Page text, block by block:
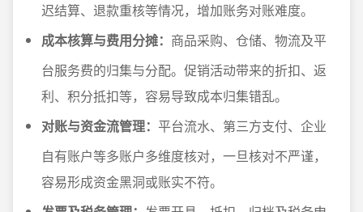
迟结算、退款重核等情况，增加账务对账难度。
成本核算与费用分摊： 商品采购、仓储、物流及平
台服务费的归集与分配。促销活动带来的折扣、返
利、积分抵扣等，容易导致成本归集错乱。
对账与资金流管理： 平台流水、第三方支付、企业
自有账户等多账户多维度核对，一旦核对不严谨，
容易形成资金黑洞或账实不符。